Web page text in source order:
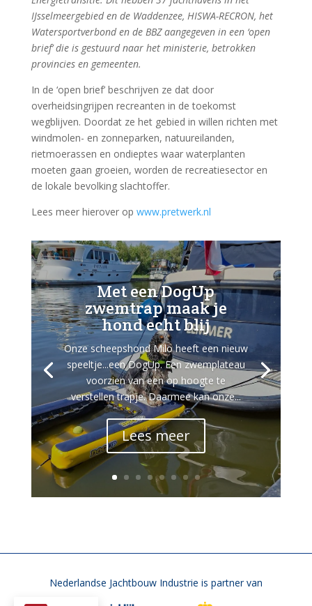
IJsselmeergebied en de Waddenzee, HISWA-RECRON, het
Watersportverbond en de BBZ aangegeven in een ‘open
brief’ die is gestuurd naar het ministerie, betrokken
provincies en gemeenten.
In de ‘open brief’ beschrijven ze dat door
overheidsingrijpen recreanten in de toekomst
wegblijven. Doordat ze het gebied in willen richten met
windmolen- en zonneparken, natuureilanden,
rietmoerassen en ondieptes waar waterplanten
moeten gaan groeien, worden de recreatiesector en
de lokale bevolking slachtoffer.
Lees meer hierover op www.pretwerk.nl
Met een DogUp
zwemtrap maak je
hond echt blij
Onze scheepshond Milo heeft een nieuw
speeltje...een DogUp. Een zwemplateau
voorzien van een op hoogte te
verstellen trapje. Daarmee kan onze...
Lees meer
Nederlandse Jachtbouw Industrie is partner van